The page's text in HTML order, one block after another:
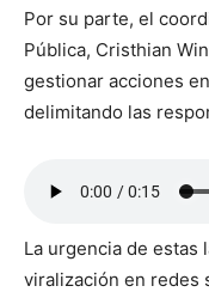
Por su parte, el
Pública, Cristhian
gestionar acciones
delimitando las
La urgencia de estas
viralización en redes